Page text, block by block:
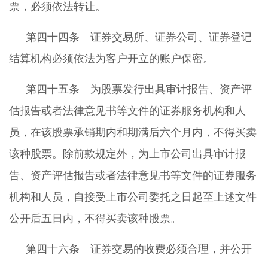
票，必须依法转让。
第四十四条 证券交易所、证券公司、证券登记
结算机构必须依法为客户开立的账户保密。
第四十五条 为股票发行出具审计报告、资产评
估报告或者法律意见书等文件的证券服务机构和人
员，在该股票承销期内和期满后六个月内，不得买卖
该种股票。除前款规定外，为上市公司出具审计报
告、资产评估报告或者法律意见书等文件的证券服务
机构和人员，自接受上市公司委托之日起至上述文件
公开后五日内，不得买卖该种股票。
第四十六条 证券交易的收费必须合理，并公开